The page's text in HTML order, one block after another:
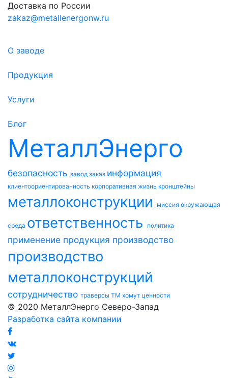
Доставка по России
zakaz@metallenergonw.ru
О заводе
Продукция
Услуги
Блог
МеталлЭнерго
безопасность завод заказ информация
клиентоориентированность корпоративная жизнь кронштейны
металлоконструкции миссия окружающая
среда ответственность политика
применение продукция производство
производство
металлоконструкций
сотрудничество траверсы ТМ хомут ценности
© 2020 МеталлЭнерго Северо-Запад
Разработка сайта компании